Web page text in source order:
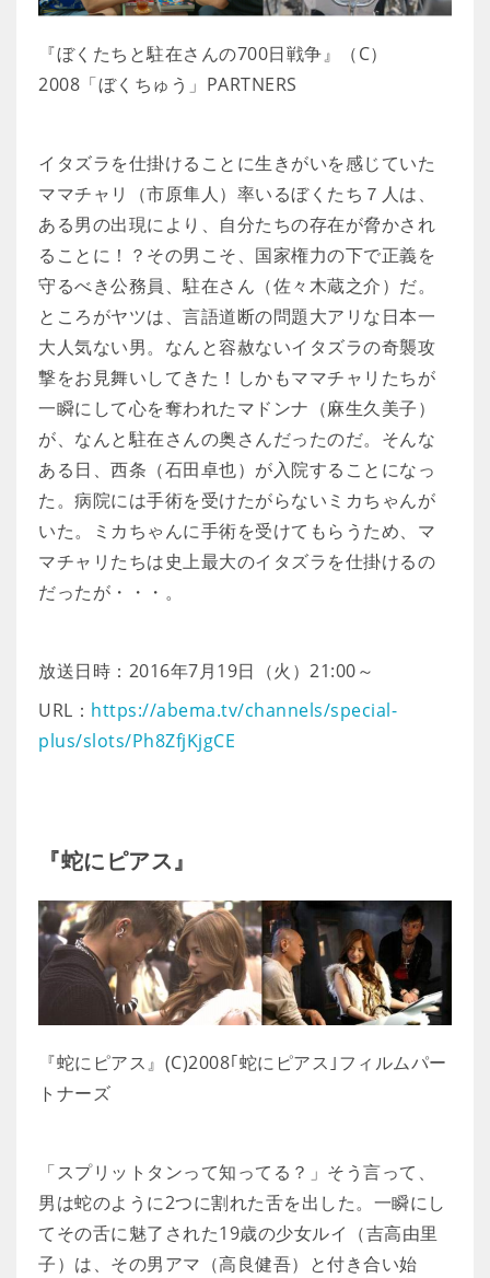
『ぼくたちと駐在さんの700日戦争』（C）
2008「ぼくちゅう」PARTNERS
イタズラを仕掛けることに生きがいを感じていた
ママチャリ（市原隼人）率いるぼくたち７人は、
ある男の出現により、自分たちの存在が脅かされ
ることに！？その男こそ、国家権力の下で正義を
守るべき公務員、駐在さん（佐々木蔵之介）だ。
ところがヤツは、言語道断の問題大アリな日本一
大人気ない男。なんと容赦ないイタズラの奇襲攻
撃をお見舞いしてきた！しかもママチャリたちが
一瞬にして心を奪われたマドンナ（麻生久美子）
が、なんと駐在さんの奥さんだったのだ。そんな
ある日、西条（石田卓也）が入院することになっ
た。病院には手術を受けたがらないミカちゃんが
いた。ミカちゃんに手術を受けてもらうため、マ
マチャリたちは史上最大のイタズラを仕掛けるの
だったが・・・。
放送日時：2016年7月19日（火）21:00～
URL： https://abema.tv/channels/special-
plus/slots/Ph8ZfjKjgCE
『蛇にピアス』
『蛇にピアス』(C)2008｢蛇にピアス｣フィルムパー
トナーズ
「スプリットタンって知ってる？」そう言って、
男は蛇のように2つに割れた舌を出した。一瞬にし
てその舌に魅了された19歳の少女ルイ（吉高由里
子）は、その男アマ（高良健吾）と付き合い始